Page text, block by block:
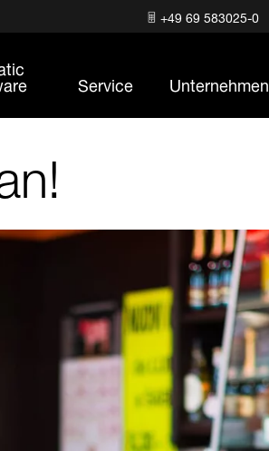
+49 69 583025-0
Service Unternehmen